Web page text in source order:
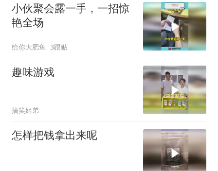
小伙聚会露一手，一招惊
艳全场
给你大肥鱼 3跟贴
趣味游戏
搞笑姐弟
怎样把钱拿出来呢